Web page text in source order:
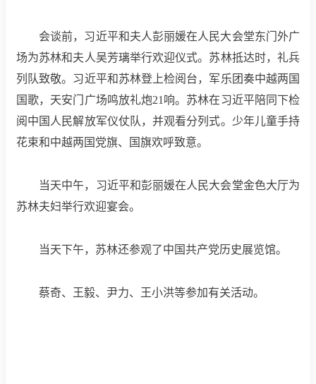
会谈前，习近平和夫人彭丽媛在人民大会堂东门外广
场为苏林和夫人吴芳璃举行欢迎仪式。苏林抵达时，礼兵
列队致敬。习近平和苏林登上检阅台，军乐团奏中越两国
国歌，天安门广场鸣放礼炮21响。苏林在习近平陪同下检
阅中国人民解放军仪仗队，并观看分列式。少年儿童手持
花束和中越两国党旗、国旗欢呼致意。
当天中午，习近平和彭丽媛在人民大会堂金色大厅为
苏林夫妇举行欢迎宴会。
当天下午，苏林还参观了中国共产党历史展览馆。
蔡奇、王毅、尹力、王小洪等参加有关活动。